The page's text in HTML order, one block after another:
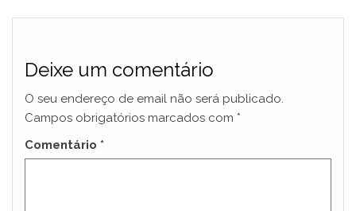
Deixe um comentário
O seu endereço de email não será publicado.
Campos obrigatórios marcados com *
Comentário *